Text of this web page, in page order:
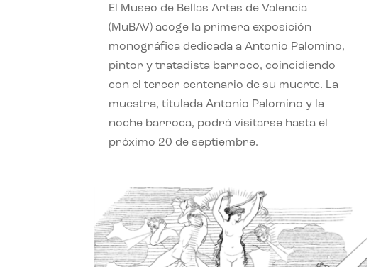
El Museo de Bellas Artes de Valencia
(MuBAV) acoge la primera exposición
monográfica dedicada a Antonio Palomino,
pintor y tratadista barroco, coincidiendo
con el tercer centenario de su muerte. La
muestra, titulada Antonio Palomino y la
noche barroca, podrá visitarse hasta el
próximo 20 de septiembre.